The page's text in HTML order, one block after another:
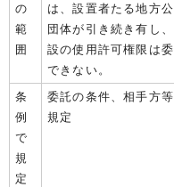
の
範
囲
は、設置者たる地方
団体が引き続き有し
設の使用許可権限は
できない。
条
例
で
規
定
委託の条件、相手方
規定